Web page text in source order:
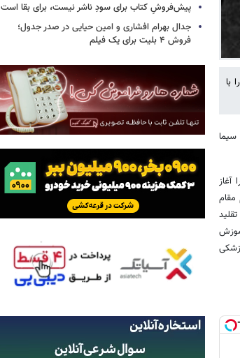
با
پیش‌فروشِ کتاب برای سودِ ناشر نیست، برای بقا است
جدال بهرام افشاری و امین حیایی در صدر جدول؛
فروش ۴ بلیت برای یک فیلم